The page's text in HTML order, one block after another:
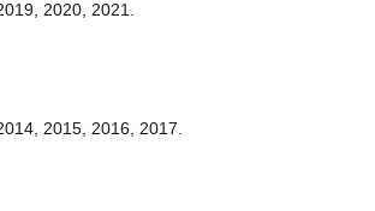
2020, 2021.
2015, 2016, 2017.